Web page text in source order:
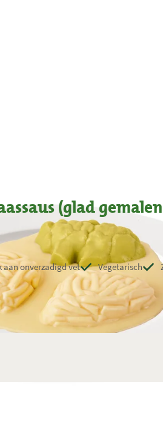
(glad
aan onverzadigd vet Vegetarisch